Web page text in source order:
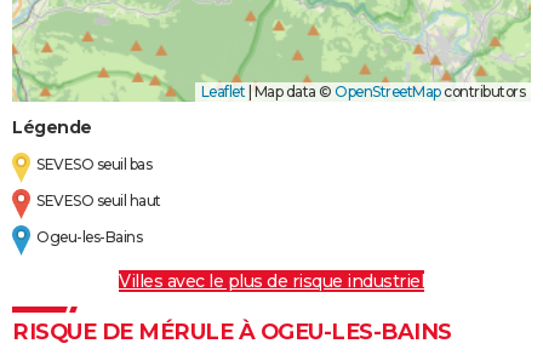
Leaflet Map data © OpenStreetMapcontributors
Légende
SEVESO seuil bas
SEVESO seuil haut
Ogeu-les-Bains
Villes avec le plus de risque industriel
RISQUE DE MÉRULE À OGEU-LES-BAINS